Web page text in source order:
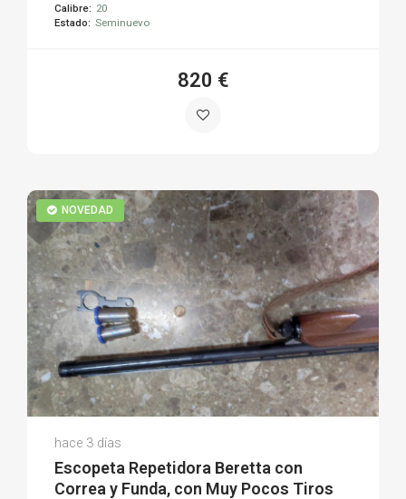
Calibre: 20
Estado: Seminuevo
820 €
NOVEDAD
Jose Antonio C.
(0)
hace 3 días
Escopeta Repetidora Beretta con
Correa y Funda, con Muy Pocos Tiros